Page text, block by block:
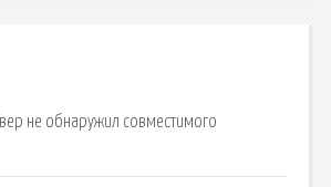
не обнаружил совместимого